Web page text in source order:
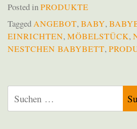
Posted in PRODUKTE
TaggedANGEBOT, BABY,
EINRICHTEN, MÖBELSTÜCK,
NESTCHEN BABYBETT,
nach: